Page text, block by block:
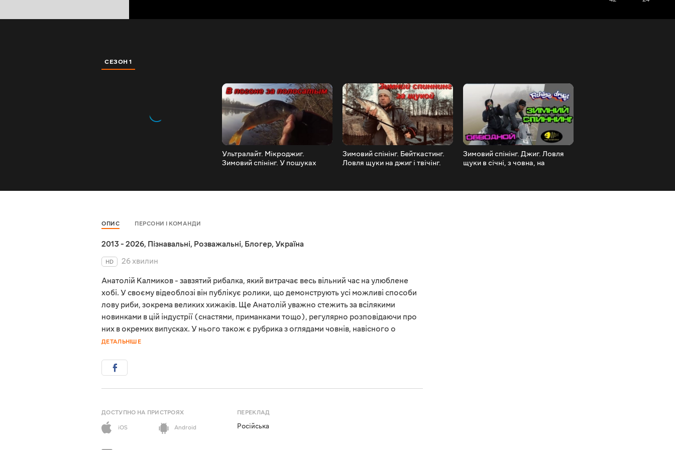
СЕЗОН 1
Ультралайт. Мікроджиг.
Зимовий спінінг. У пошуках
Зимовий спінінг. Бейткастинг.
Ловля щуки на джиг і твічінг.
Зимовий спінінг. Джиг. Ловля
щуки в січні, з човна, на
ОПИС ПЕРСОНИ І КОМАНДИ
2013 - 2026, Пізнавальні, Розважальні, Блогер, Україна
HD
26 хвилин
Анатолій Калмиков - завзятий рибалка, який витрачає весь вільний час на улюблене
хобі. У своєму відеоблозі він публікує ролики, що демонструють усі можливі способи
лову риби, зокрема великих хижаків. Ще Анатолій уважно стежить за всілякими
новинками в цій індустрії (снастями, приманками тощо), регулярно розповідаючи про
них в окремих випусках. У нього також є рубрика з оглядами човнів, навісного о
ДЕТАЛЬНІШЕ
ДОСТУПНО НА ПРИСТРОЯХ
iOS
Android
ПЕРЕКЛАД
Російська